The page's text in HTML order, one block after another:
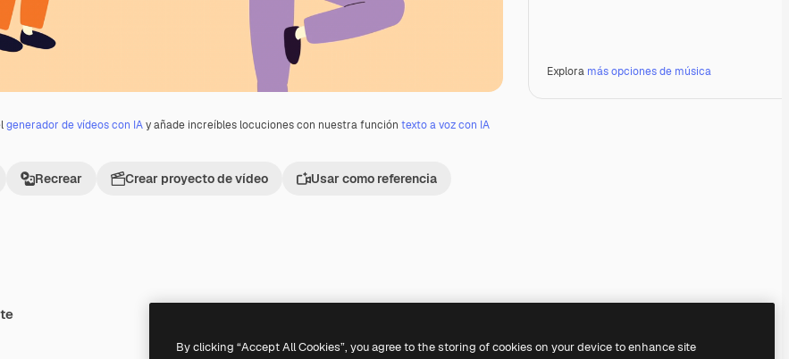
generador de vídeos con IAy añade increíbles locuciones con nuestra función texto a voz con IA
Recrear Crear proyecto de vídeo Usar como referencia
Explora más opciones de música
By clicking “Accept All Cookies”, you agree to the storing of cookies on your device to enhance site